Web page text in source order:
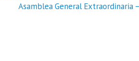
Asamblea General Extraordinaria